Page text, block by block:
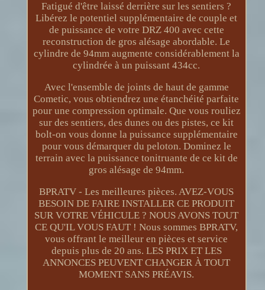
Fatigué d'être laissé derrière sur les sentiers ?
Libérez le potentiel supplémentaire de couple et
de puissance de votre DRZ 400 avec cette
reconstruction de gros alésage abordable. Le
cylindre de 94mm augmente considérablement la
cylindrée à un puissant 434cc.
Avec l'ensemble de joints de haut de gamme
Cometic, vous obtiendrez une étanchéité parfaite
pour une compression optimale. Que vous rouliez
sur des sentiers, des dunes ou des pistes, ce kit
bolt-on vous donne la puissance supplémentaire
pour vous démarquer du peloton. Dominez le
terrain avec la puissance tonitruante de ce kit de
gros alésage de 94mm.
BPRATV - Les meilleures pièces. AVEZ-VOUS
BESOIN DE FAIRE INSTALLER CE PRODUIT
SUR VOTRE VÉHICULE ? NOUS AVONS TOUT
CE QU'IL VOUS FAUT ! Nous sommes BPRATV,
vous offrant le meilleur en pièces et service
depuis plus de 20 ans. LES PRIX ET LES
ANNONCES PEUVENT CHANGER À TOUT
MOMENT SANS PRÉAVIS.